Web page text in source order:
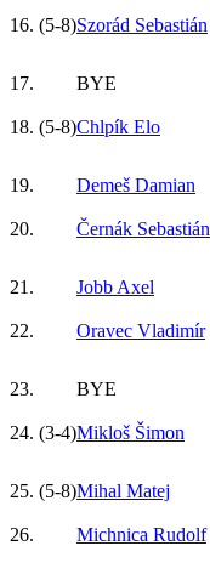
16. (5-8)Szorád Sebastián
17.
BYE
18. (5-8)Chlpík Elo
19.
Demeš Damian
20.
Černák Sebastián
21.
Jobb Axel
22.
Oravec Vladimír
23.
BYE
24. (3-4)Mikloš Šimon
25. (5-8)Mihal Matej
26.
Michnica Rudolf